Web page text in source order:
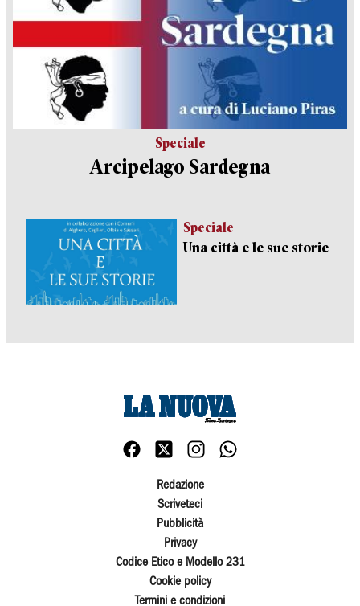
Speciale
Arcipelago Sardegna
Speciale
Una città e le sue storie
Redazione
Scriveteci
Pubblicità
Privacy
Codice Etico e Modello 231
Cookie policy
Termini e condizioni